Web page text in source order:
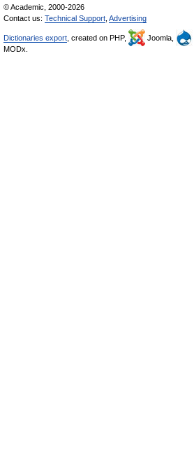
© Academic, 2000-2026
Contact us: Technical Support Advertising
Dictionaries export , created on PHP, Joomla,
MODx.